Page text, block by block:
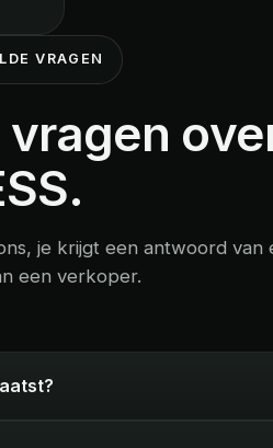
VRAGEN
je krijgt een antwoord van
een verkoper.